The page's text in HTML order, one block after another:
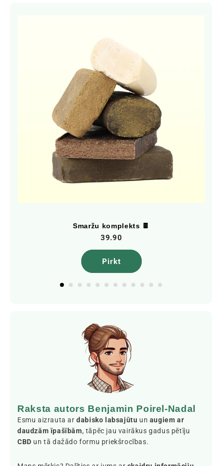
Smaržu komplekts 🍫
39.90
Pirkt
Raksta autors Benjamin Poirel-Nadal
Esmu aizrauta ardabisko labsajūtu un augiem ar
daudzām īpašībām, tāpēc jau vairākus gadus pētīju
CBD un tā dažādo formu priekšrocības.